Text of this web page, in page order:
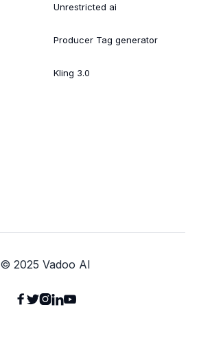
Unrestricted ai
Producer Tag generator
Kling 3.0
© 2025 Vadoo AI
 